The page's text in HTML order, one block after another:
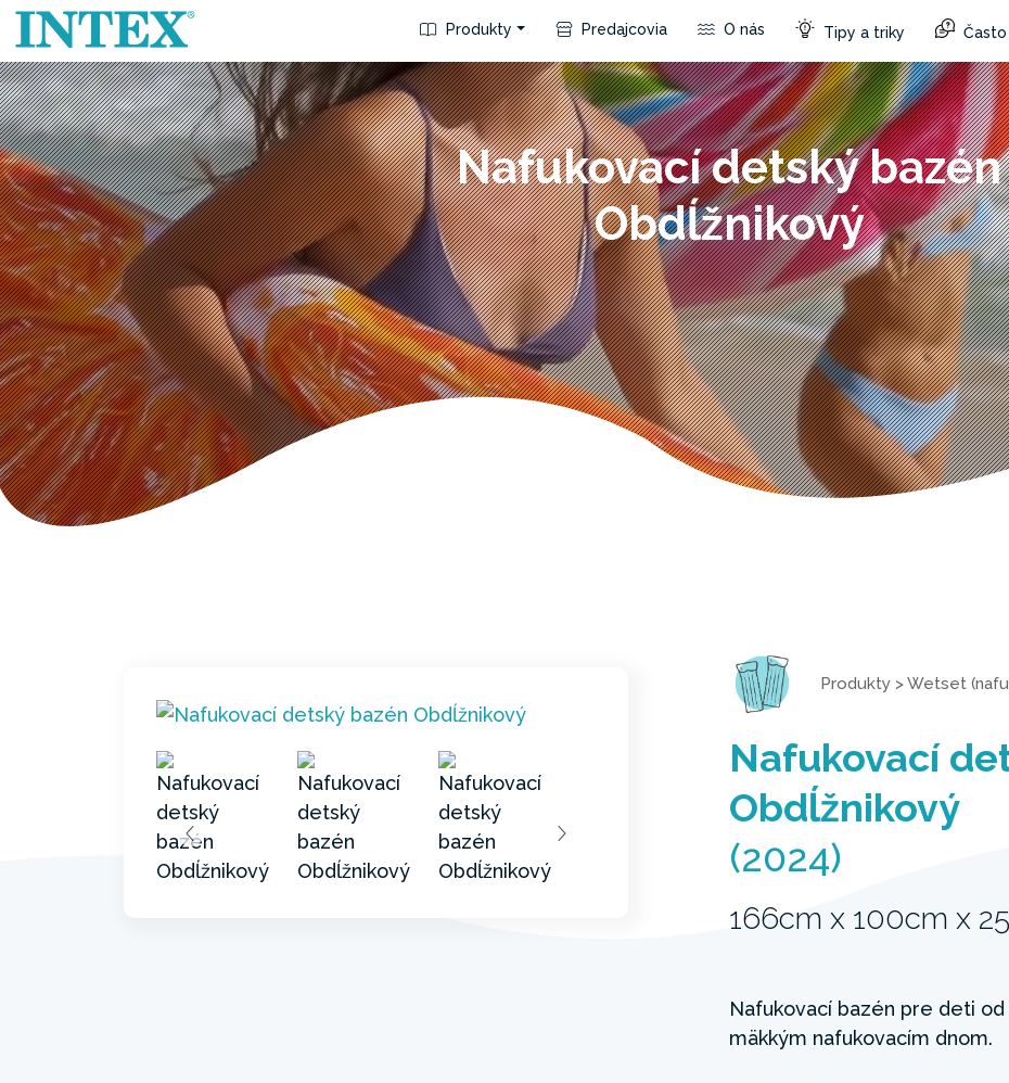
Produkty Predajcovia O nás Tipy a triky
Nafukovací detský bazén
Obdĺžnikový
Produkty >Wetset
Nafukovací
Obdĺžnikový
(2024)
166cm x 100cm x
Nafukovací bazén pre deti
mäkkým nafukovacím dnom.